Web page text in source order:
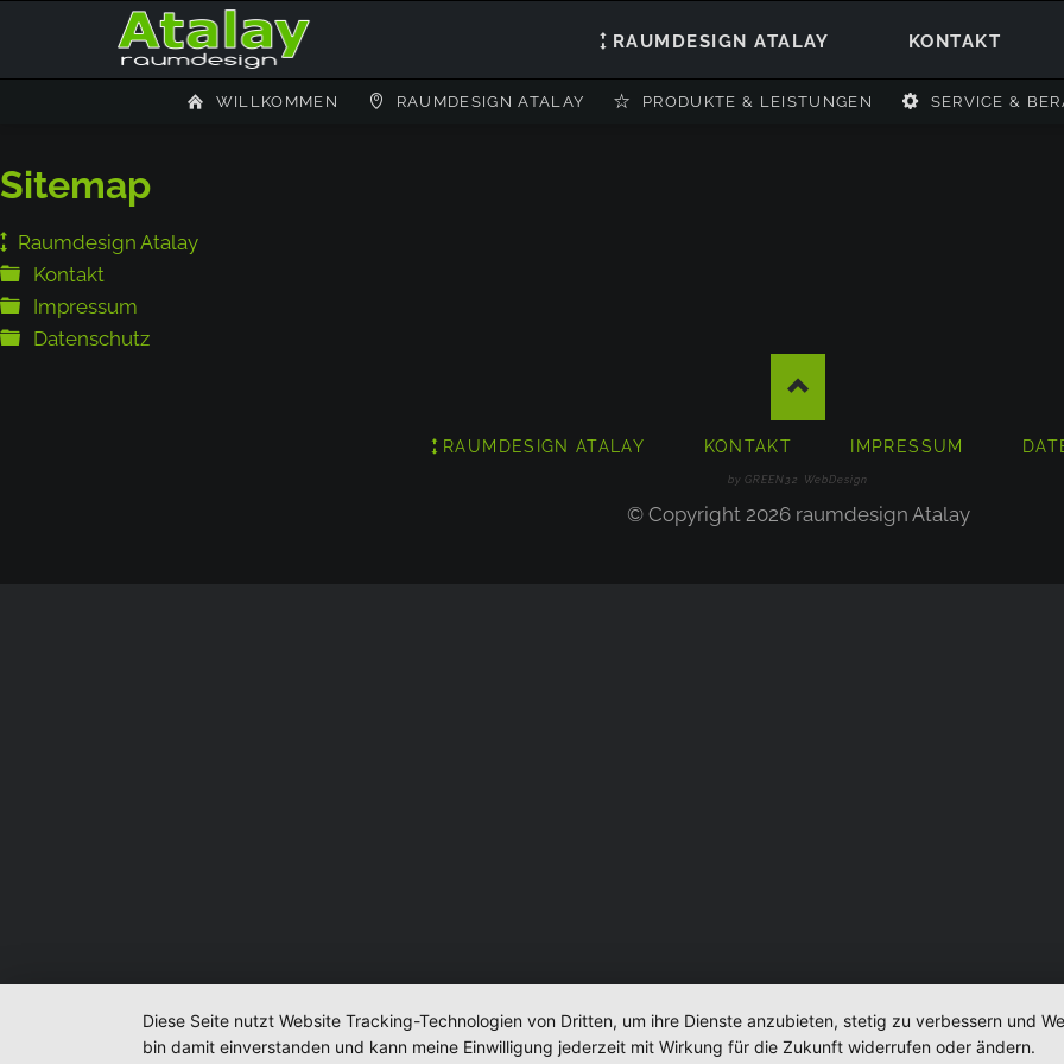
RAUMDESIGN ATALAY KONTAKT
WILLKOMMEN RAUMDESIGN ATALAY PRODUKTE & LEISTUNGEN SERVICE &
Sitemap
Raumdesign Atalay
Kontakt
Impressum
Datenschutz
ÜBERSPRINGEN
RAUMDESIGN ATALAY KONTAKT IMPRESSUM
by GREEN32 WebDesign
© Copyright 2026 raumdesign Atalay
Diese Seite nutzt Website Tracking-Technologien von Dritten, um ihre Dienste anzubieten, stetig zu verbessern und
bin damit einverstanden und kann meine Einwilligung jederzeit mit Wirkung für die Zukunft widerrufen oder ändern.